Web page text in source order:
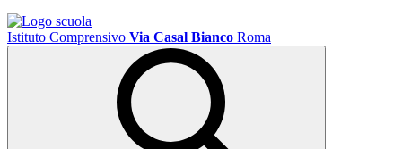
Istituto Comprensivo Via Casal Bianco Roma